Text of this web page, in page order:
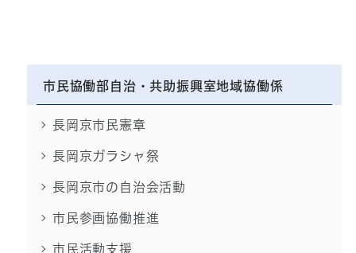
市民協働部自治・共助振興室地域協働係
長岡京市民憲章
長岡京ガラシャ祭
長岡京市の自治会活動
市民参画協働推進
市民活動支援